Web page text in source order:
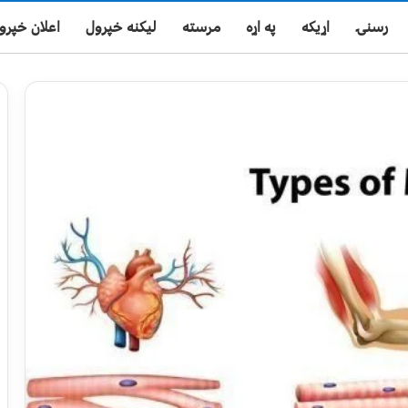
رسنۍ اړیکه په اړه مرسته لیکنه خپرول اعلان